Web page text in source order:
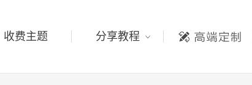
收费主题 分享教程